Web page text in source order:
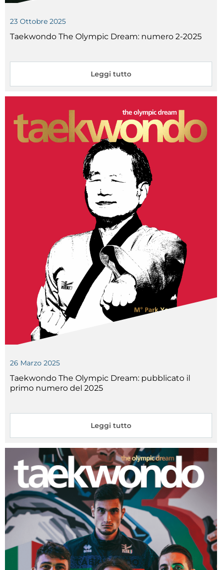
23 Ottobre 2025
Taekwondo The Olympic Dream: numero 2-2025
Leggi tutto
26 Marzo 2025
Taekwondo The Olympic Dream: pubblicato il
primo numero del 2025
Leggi tutto